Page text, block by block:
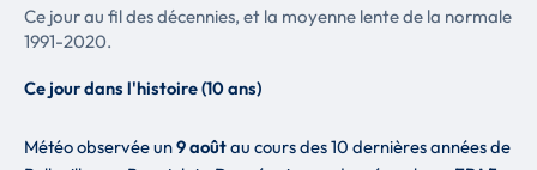
Ce jour au fil des décennies, et la moyenne lente de la normale
1991-2020.
Ce jour dans l'histoire (10 ans)
Météo observée un9 aoûtau cours des 10 dernières années de